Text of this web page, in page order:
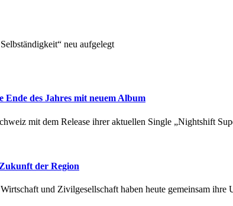
neu aufgelegt
Ende des Jahres mit neuem Album
mit dem Release ihrer aktuellen Single „Nightshift
der Region
und Zivilgesellschaft haben heute gemeinsam